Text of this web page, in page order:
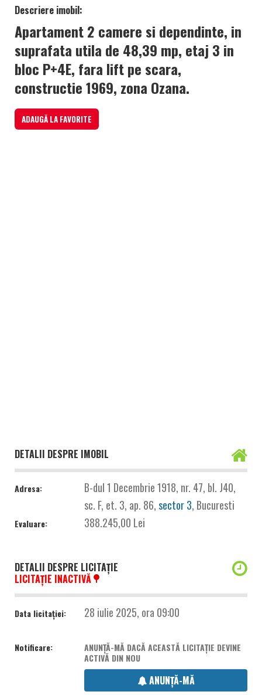
Descriere imobil:
Apartament 2 camere si dependinte, in
suprafata utila de 48,39 mp, etaj 3 in
bloc P+4E, fara lift pe scara,
constructie 1969, zona Ozana.
ADAUGĂ LA FAVORITE
DETALII DESPRE IMOBIL
Adresa:
B-dul 1 Decembrie 1918, nr. 47, bl. J40,
sc. F, et. 3, ap. 86,sector 3, Bucuresti
Evaluare: 388.245,00 Lei
DETALII DESPRE LICITAȚIE
LICITAȚIE INACTIVĂ
Data licitației: 28 iulie 2025, ora 09:00
Notificare:
ANUNȚĂ-MĂ DACĂ ACEASTĂ LICITAȚIE DEVINE
ACTIVĂ DIN NOU
ANUNȚĂ-MĂ